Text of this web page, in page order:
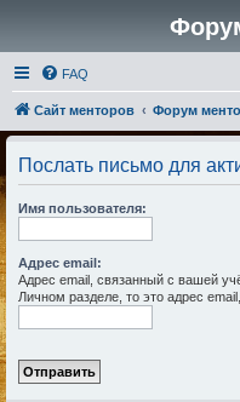
FAQ
Сайт менторов Форум
Послать письмо для
Имя пользователя:
Адрес email:
Адрес email, связанный с вашей
Личном разделе, то это адрес